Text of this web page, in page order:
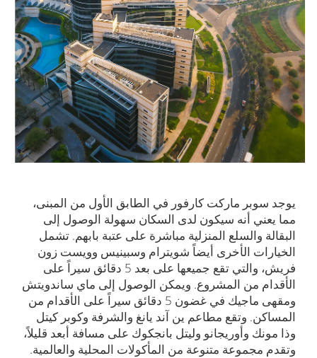
يوجد سوبر ماركت كارفور في الطابق الأول من المبنى،
مما يعني أنه سيكون لدى السكان سهولة الوصول إلى
البقالة والسلع المنزلية مباشرة على عتبة بابهم. تشمل
الخيارات الأخرى أيضاً شويترام وسبينيس وويست زون
فريش، والتي تقع جميعها على بعد 5 دقائق سيراً على
الأقدام من المشروع. ويمكن الوصول إلى ماي ساندويتش
ومقهى ماجيك في غضون 5 دقائق سيراً على الأقدام من
المساكن. وتقع مطاعم ين آند يانغ والشرفة وكوبر كيتل
وذا مونك وأوريجانو وليتل بانجكوك على مسافة أبعد قليلاً،
وتقدم مجموعة متنوعة من المأكولات المحلية والعالمية.